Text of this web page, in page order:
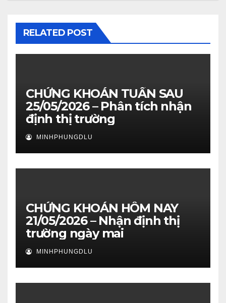
RELATED POST
CHỨNG KHOÁN TUẦN SAU
25/05/2026 – Phân tích nhận
định thị trường
MINHPHUNGDLU
CHỨNG KHOÁN HÔM NAY
21/05/2026 – Nhận định thị
trường ngày mai
MINHPHUNGDLU